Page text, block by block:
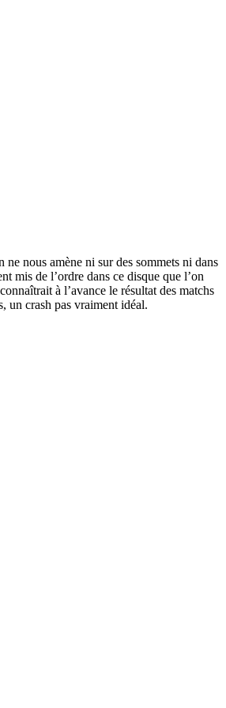
nous amène ni sur des sommets ni dans
mis de l’ordre dans ce disque que l’on
à l’avance le résultat des matchs
un crash pas vraiment idéal.